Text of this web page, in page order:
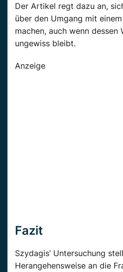
Der Artikel regt dazu an,
über den Umgang mit
machen, auch wenn dessen
ungewiss bleibt.
Anzeige
Fazit
Szydagis’ Untersuchung
Herangehensweise an die